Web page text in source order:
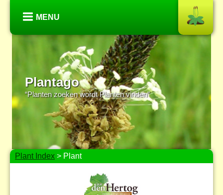
MENU
Plantago
“Planten zoeken wordt Planten vinden”
Plant Index > Plant